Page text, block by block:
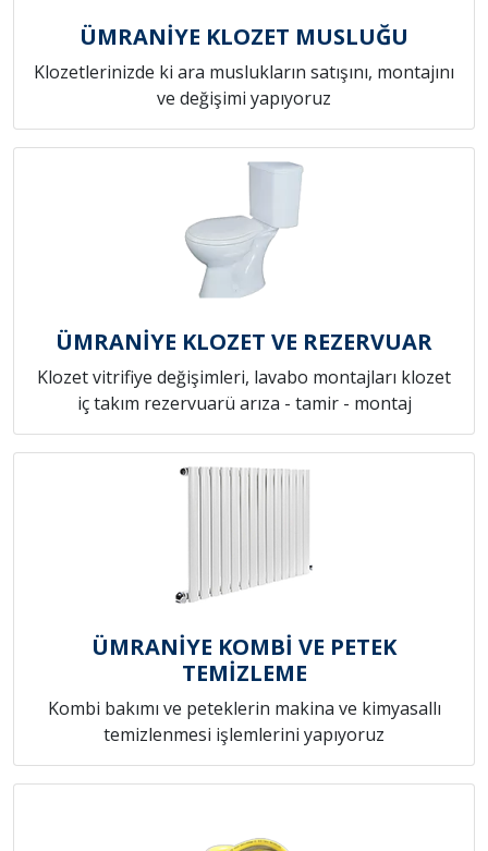
ÜMRANİYE KLOZET MUSLUĞU
Klozetlerinizde ki ara muslukların satışını, montajını
ve değişimi yapıyoruz
ÜMRANİYE KLOZET VE REZERVUAR
Klozet vitrifiye değişimleri, lavabo montajları klozet
iç takım rezervuarü arıza - tamir - montaj
ÜMRANİYE KOMBİ VE PETEK
TEMİZLEME
Kombi bakımı ve peteklerin makina ve kimyasallı
temizlenmesi işlemlerini yapıyoruz